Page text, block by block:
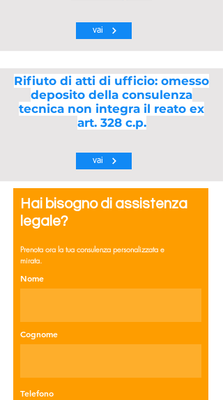
vai
Rifiuto di atti di ufficio: omesso
deposito della consulenza
tecnica non integra il reato ex
art. 328 c.p.
vai
Hai bisogno di assistenza
legale?
Prenota ora la tua consulenza personalizzata e
mirata.
Nome
Cognome
Telefono